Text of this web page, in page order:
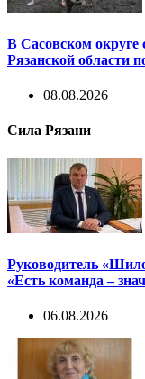
В Сасовском округе
Рязанской области
08.08.2026
Сила Рязани
Руководитель
«Есть команда –
06.08.2026